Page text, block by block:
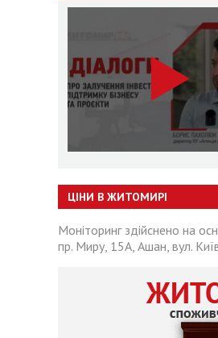
ЦІНИ В ЖИТОМИРІ
Моніторинг здійснено на
пр. Миру, 15А, Ашан, вул.